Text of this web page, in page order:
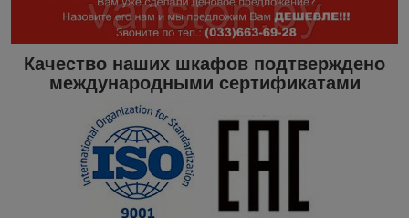
Качество наших шкафов подтверждено
международными сертификатами